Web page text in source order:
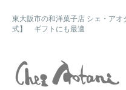
東大阪市の和洋菓子店 シェ・アオ
式】 ギフトにも最適